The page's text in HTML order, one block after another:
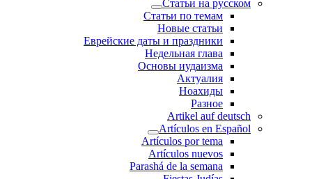
Статьи на русском
Статьи по темам
Новые статьи
Еврейские даты и праздники
Недельная глава
Основы иудаизма
Актуалия
Ноахиды
Разное
Artikel auf deutsch
Artículos en Español
Artículos por tema
Artículos nuevos
Parashá de la semana